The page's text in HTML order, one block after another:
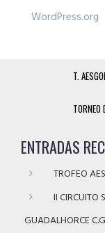
WordPress.org
T.
ENTRADAS
TROFEO
II CIRCUITO
GUADALHORCE